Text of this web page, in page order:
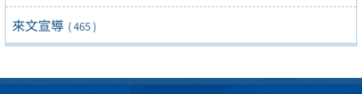
來文宣導 ( 465 )